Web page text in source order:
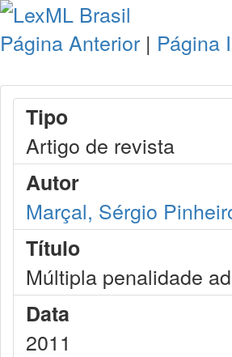
Página Anterior | Página
Tipo
Artigo de revista
Autor
Marçal, Sérgio
Título
Múltipla penalidade
Data
2011